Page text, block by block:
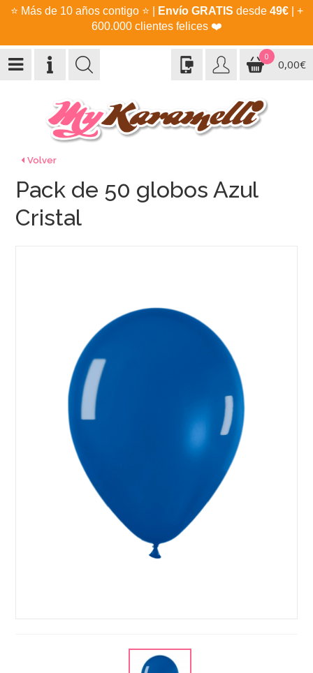
⭐ Más de 10 años contigo ⭐ Envío GRATIS desde 49€| +
600.000 clientes felices ❤️
0
0,00€
Volver
Pack de 50 globos Azul
Cristal